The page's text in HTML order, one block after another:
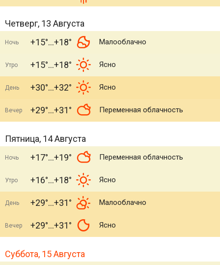
Четверг, 13 Августа
Ночь +15° +18° Малооблачно
Утро +15° +18° Ясно
День +30° +32° Ясно
Вечер +29° +31° Переменная облачность
Пятница, 14 Августа
Ночь +17° +19° Переменная облачность
Утро +16° +18° Ясно
День +29° +31° Малооблачно
Вечер +29° +31° Ясно
Суббота, 15 Августа